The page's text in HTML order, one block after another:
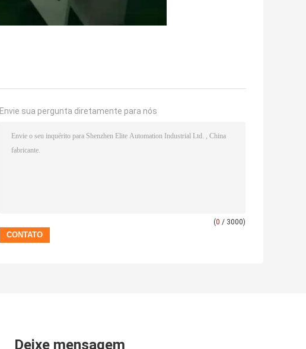
Envie sua pergunta diretamente para nós
(0 / 3000)
Deixe mensagem